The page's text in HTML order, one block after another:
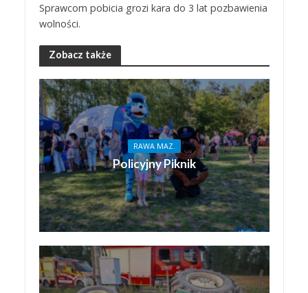
Sprawcom pobicia grozi kara do 3 lat pozbawienia
wolności.
Zobacz także
RAWA MAZ.
Policyjny Piknik